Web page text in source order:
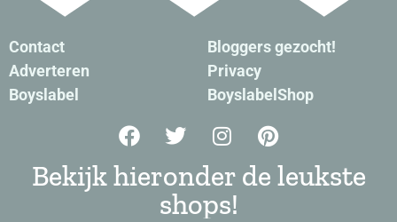
Contact
Adverteren
Boyslabel
Bloggers gezocht!
Privacy
BoyslabelShop
Bekijk hieronder de leukste
shops!